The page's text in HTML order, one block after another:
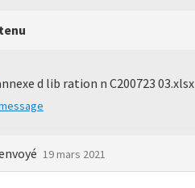
d lib ration n C200723 03.xlsx
19 mars 2021